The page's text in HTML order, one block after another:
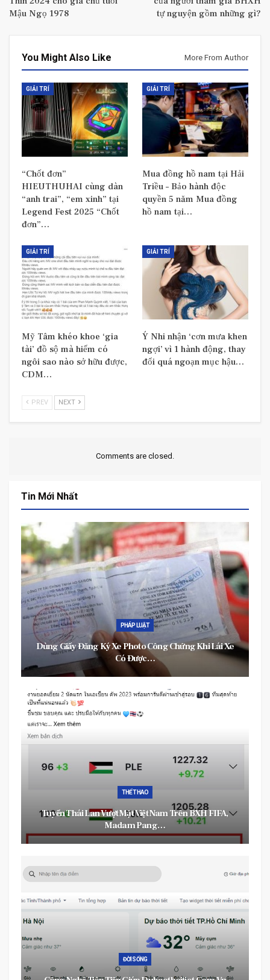
Mậu Ngọ 1978
tự nguyện gồm những gì?
You Might Also Like More From Author
GIẢI TRÍ
“Chốt đơn”
HIEUTHUHAI cùng dàn
“anh trai”, “em xinh” tại
Legend Fest 2025 “Chốt
đơn”…
GIẢI TRÍ
Mua đồng hồ nam tại Hải
Triều – Bảo hành độc
quyền 5 năm Mua đồng
hồ nam tại…
GIẢI TRÍ
Mỹ Tâm khéo khoe ‘gia
tài’ đồ sộ mà hiếm có
ngôi sao nào sở hữu được,
CDM…
GIẢI TRÍ
Ý Nhi nhận ‘cơn mưa khen
ngợi’ vì 1 hành động, thay
đổi quá ngoạn mục hậu…
PREV NEXT
Comments are closed.
Tin Mới Nhất
PHÁP LUẬT
Quy Trình ‘bán Hoa’ Tinh Vi Và Sặc Mùi Tiền
Đặt Vé Máy Bay – Nhận Ngay Phụ Kiện Công Nghệ
Cấp Baseus…